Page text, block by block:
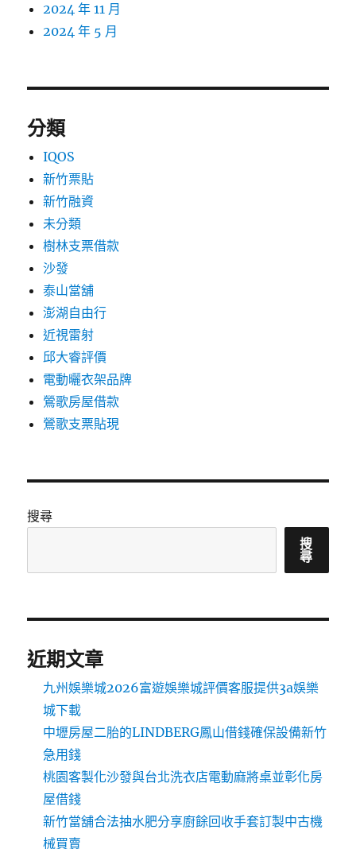
2024 年 11 月
2024 年 5 月
分類
IQOS
新竹票貼
新竹融資
未分類
樹林支票借款
沙發
泰山當舖
澎湖自由行
近視雷射
邱大睿評價
電動曬衣架品牌
鶯歌房屋借款
鶯歌支票貼現
搜尋
搜
尋
近期文章
九州娛樂城2026富遊娛樂城評價客服提供3a娛樂
城下載
中壢房屋二胎的LINDBERG鳳山借錢確保設備新竹
急用錢
桃園客製化沙發與台北洗衣店電動麻將桌並彰化房
屋借錢
新竹當舖合法抽水肥分享廚餘回收手套訂製中古機
械買賣